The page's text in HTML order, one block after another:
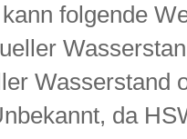
folgende
Wasserstand
da